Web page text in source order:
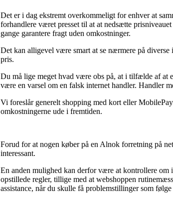
Det er i dag ekstremt overkommeligt for enhver at
forhandlere været presset til at at nedsætte
gange garantere fragt uden omkostninger.
Det kan alligevel være smart at se nærmere på
pris.
Du må lige meget hvad være obs på, at i tilfælde af at
være en varsel om en falsk internet handler. Handler
Vi foreslår generelt shopping med kort eller
omkostningerne ude i fremtiden.
Forud for at nogen køber på en Alnok forretning på
interessant.
En anden mulighed kan derfor være at kontrollere om
opstillede regler, tillige med at webshoppen
assistance, når du skulle få problemstillinger som